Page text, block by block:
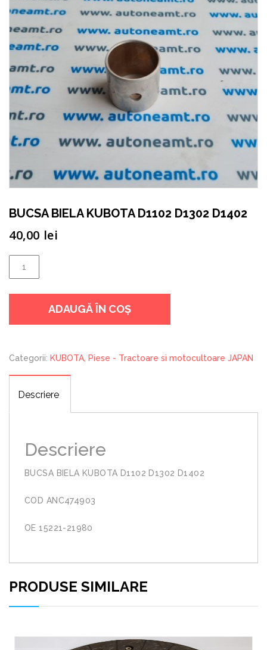
BUCSA BIELA KUBOTA D1102 D1302 D1402
40,00 lei
BUCSA
BIELA
D1102
D1402
ADAUGĂ ÎN COȘ
Categorii: KUBOTA Piese - Tractoare si motocultoare JAPAN
Descriere
Descriere
BUCSA BIELA KUBOTA D1102 D1302 D1402
COD ANC474903
OE 15221-21980
PRODUSE SIMILARE